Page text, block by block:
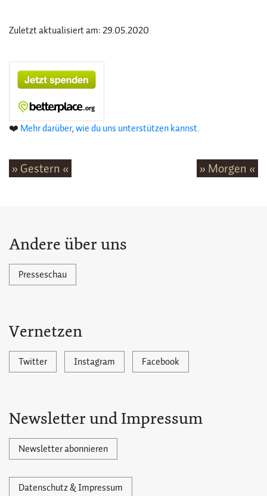
Zuletzt aktualisiert am: 29.05.2020
❤️ Mehr darüber, wie du uns unterstützen kannst.
» Gestern « » Morgen «
Andere über uns
Presseschau
Vernetzen
Twitter Instagram Facebook
Newsletter und Impressum
Newsletter abonnieren
Datenschutz & Impressum